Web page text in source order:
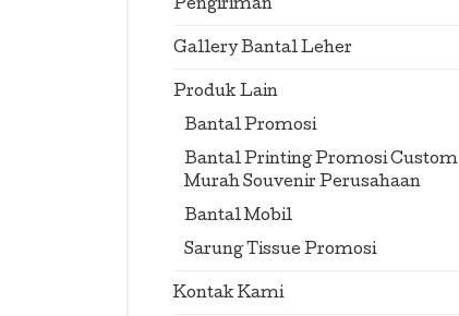
Pengiriman
Gallery Bantal Leher
Produk Lain
Bantal Promosi
Bantal Printing Promosi Custom
Murah Souvenir Perusahaan
Bantal Mobil
Sarung Tissue Promosi
Kontak Kami